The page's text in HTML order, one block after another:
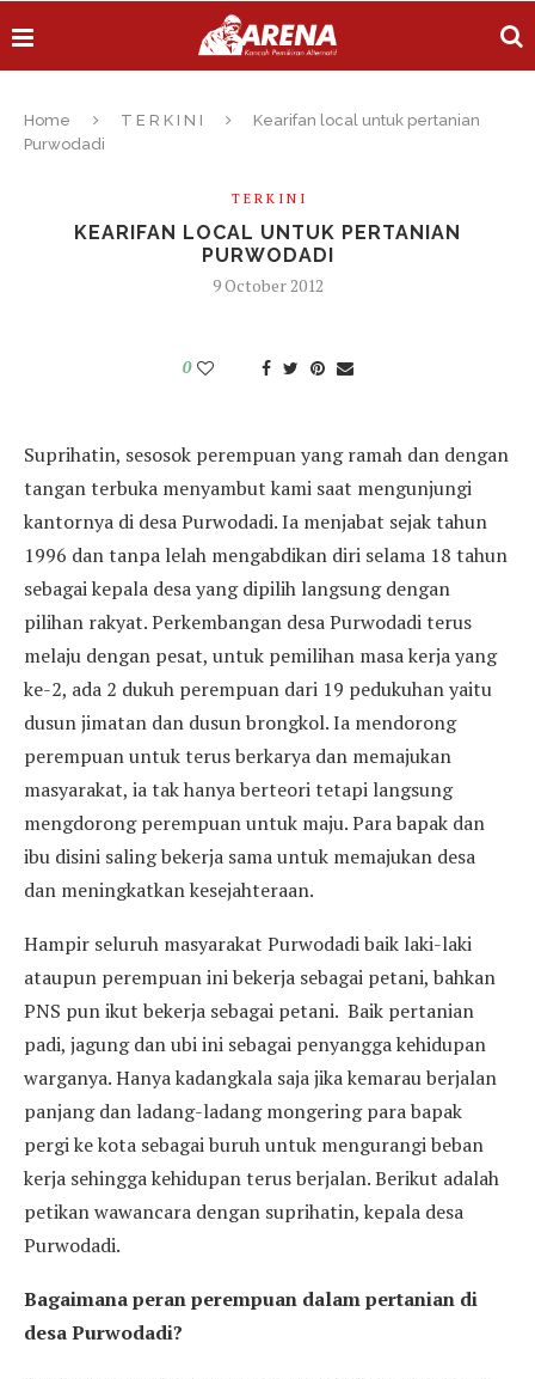
Home T E R K I N I
Kearifan local untuk pertanian
Purwodadi
T E R K I N I
KEARIFAN LOCAL UNTUK PERTANIAN
PURWODADI
9 October 2012
0
Suprihatin, sesosok perempuan yang ramah dan dengan
tangan terbuka menyambut kami saat mengunjungi
kantornya di desa Purwodadi. Ia menjabat sejak tahun
1996 dan tanpa lelah mengabdikan diri selama 18 tahun
sebagai kepala desa yang dipilih langsung dengan
pilihan rakyat. Perkembangan desa Purwodadi terus
melaju dengan pesat, untuk pemilihan masa kerja yang
ke-2, ada 2 dukuh perempuan dari 19 pedukuhan yaitu
dusun jimatan dan dusun brongkol. Ia mendorong
perempuan untuk terus berkarya dan memajukan
masyarakat, ia tak hanya berteori tetapi langsung
mengdorong perempuan untuk maju. Para bapak dan
ibu disini saling bekerja sama untuk memajukan desa
dan meningkatkan kesejahteraan.
Hampir seluruh masyarakat Purwodadi baik laki-laki
ataupun perempuan ini bekerja sebagai petani, bahkan
PNS pun ikut bekerja sebagai petani. Baik pertanian
padi, jagung dan ubi ini sebagai penyangga kehidupan
warganya. Hanya kadangkala saja jika kemarau berjalan
panjang dan ladang-ladang mongering para bapak
pergi ke kota sebagai buruh untuk mengurangi beban
kerja sehingga kehidupan terus berjalan. Berikut adalah
petikan wawancara dengan suprihatin, kepala desa
Purwodadi.
Bagaimana peran perempuan dalam pertanian di
desa Purwodadi?